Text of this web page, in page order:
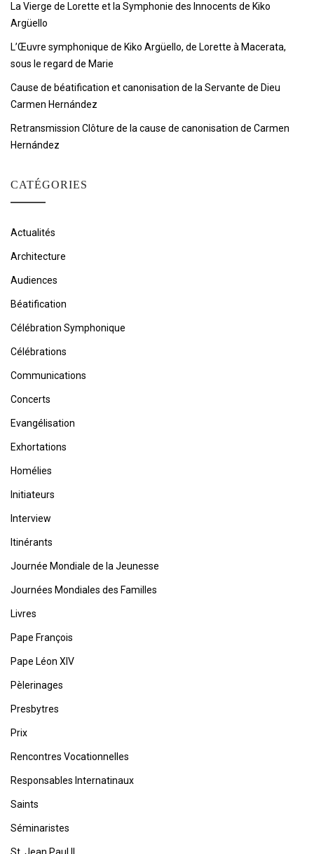
La Vierge de Lorette et la Symphonie des Innocents de Kiko
Argüello
L’Œuvre symphonique de Kiko Argüello, de Lorette à Macerata,
sous le regard de Marie
Cause de béatification et canonisation de la Servante de Dieu
Carmen Hernández
Retransmission Clôture de la cause de canonisation de Carmen
Hernández
CATÉGORIES
Actualités
Architecture
Audiences
Béatification
Célébration Symphonique
Célébrations
Communications
Concerts
Evangélisation
Exhortations
Homélies
Initiateurs
Interview
Itinérants
Journée Mondiale de la Jeunesse
Journées Mondiales des Familles
Livres
Pape François
Pape Léon XIV
Pèlerinages
Presbytres
Prix
Rencontres Vocationnelles
Responsables Internatinaux
Saints
Séminaristes